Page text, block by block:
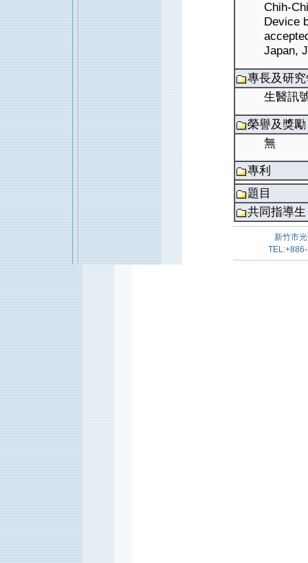
Chih-
Device
Japan,
專長及研
生醫訊
榮譽及獎勵
無
專利
題目
共同指導
新竹市